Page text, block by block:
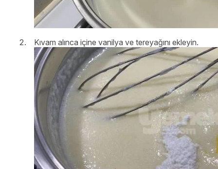
Kıvam alınca içine vanilya ve tereyağını ekleyin.